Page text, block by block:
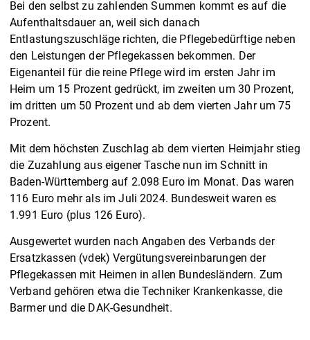
Bei den selbst zu zahlenden Summen kommt es auf die
Aufenthaltsdauer an, weil sich danach
Entlastungszuschläge richten, die Pflegebedürftige neben
den Leistungen der Pflegekassen bekommen. Der
Eigenanteil für die reine Pflege wird im ersten Jahr im
Heim um 15 Prozent gedrückt, im zweiten um 30 Prozent,
im dritten um 50 Prozent und ab dem vierten Jahr um 75
Prozent.
Mit dem höchsten Zuschlag ab dem vierten Heimjahr stieg
die Zuzahlung aus eigener Tasche nun im Schnitt in
Baden-Württemberg auf 2.098 Euro im Monat. Das waren
116 Euro mehr als im Juli 2024. Bundesweit waren es
1.991 Euro (plus 126 Euro).
Ausgewertet wurden nach Angaben des Verbands der
Ersatzkassen (vdek) Vergütungsvereinbarungen der
Pflegekassen mit Heimen in allen Bundesländern. Zum
Verband gehören etwa die Techniker Krankenkasse, die
Barmer und die DAK-Gesundheit.